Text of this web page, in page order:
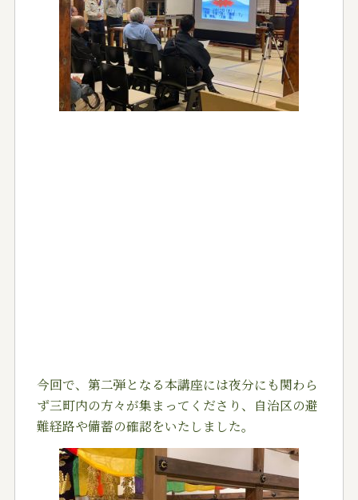
今回で、第二弾となる本講座には夜分にも関わら
ず三町内の方々が集まってくださり、自治区の避
難経路や備蓄の確認をいたしました。